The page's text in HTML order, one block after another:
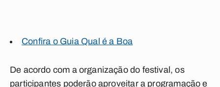
Confira o Guia Qual é a Boa
De acordo com a organização do festival, os
participantes poderão aproveitar a programação e